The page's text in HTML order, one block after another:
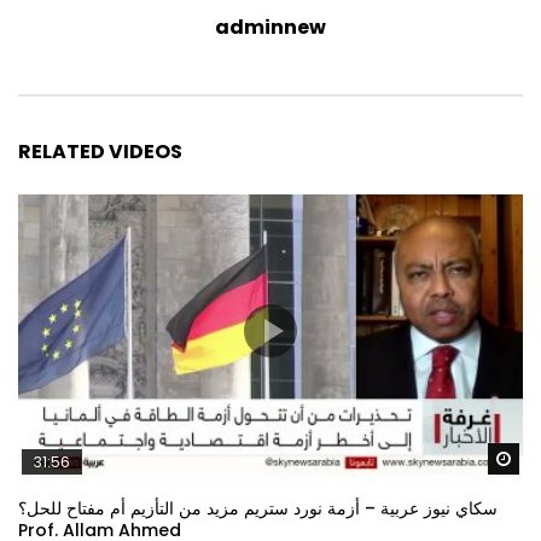
adminnew
RELATED VIDEOS
31:56
سكاي نيوز عربية – أزمة نورد ستريم مزيد من التأزيم أم مفتاح للحل؟
Prof. Allam Ahmed